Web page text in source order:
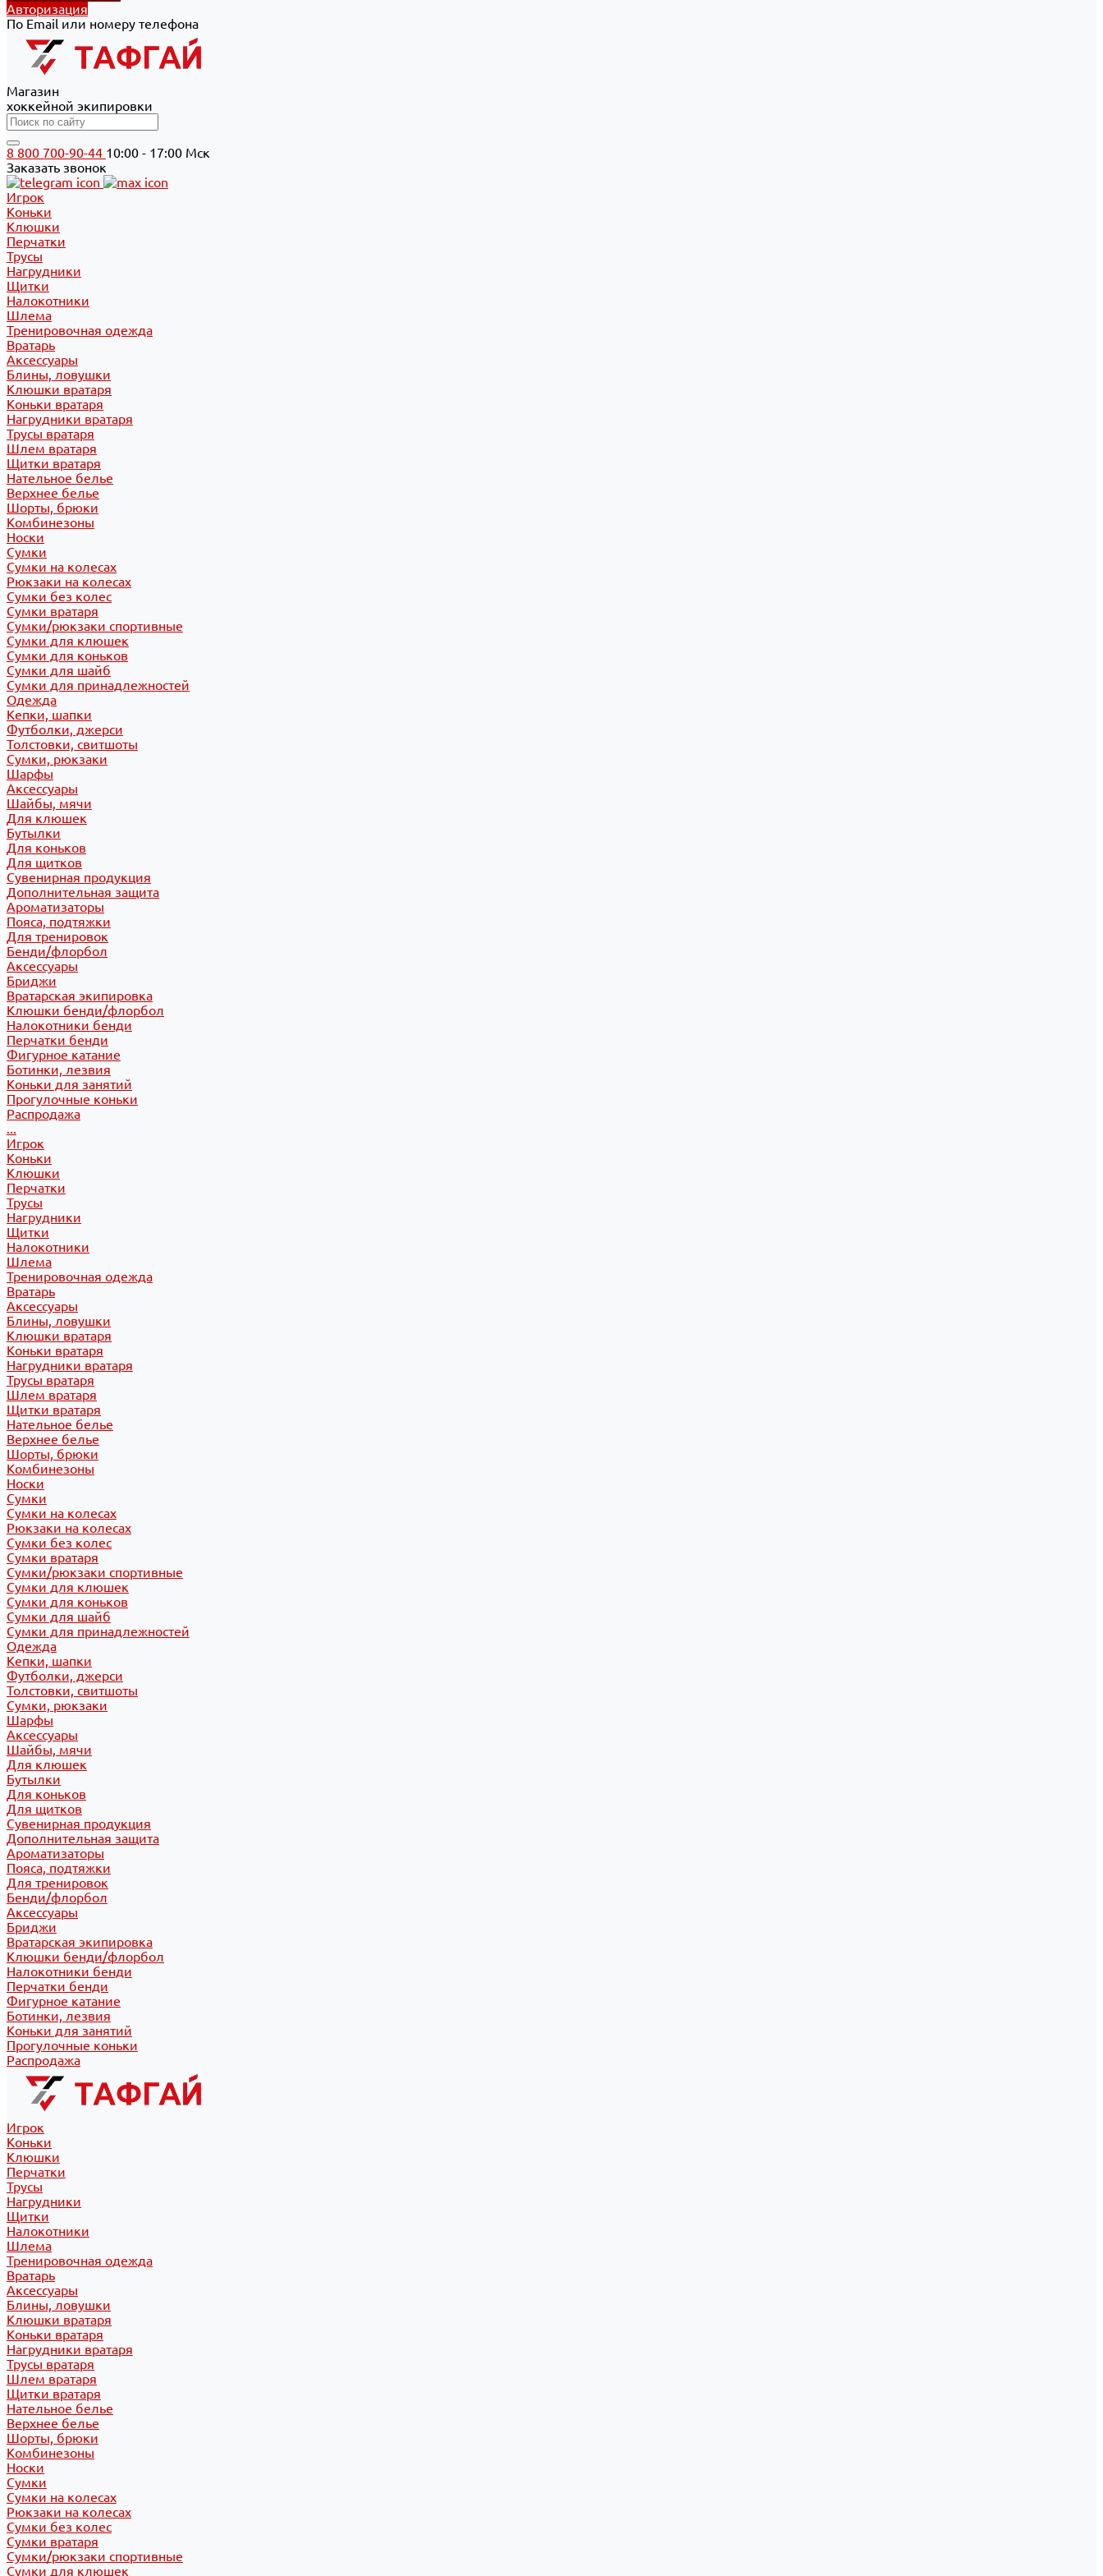
Авторизация
По Email или номеру телефона
Магазин
хоккейной экипировки
8 800 700-90-44 10:00 - 17:00 Мск
Заказать звонок
Игрок
Коньки
Клюшки
Перчатки
Трусы
Нагрудники
Щитки
Налокотники
Шлема
Тренировочная одежда
Вратарь
Аксессуары
Блины, ловушки
Клюшки вратаря
Коньки вратаря
Нагрудники вратаря
Трусы вратаря
Шлем вратаря
Щитки вратаря
Нательное белье
Верхнее белье
Шорты, брюки
Комбинезоны
Носки
Сумки
Сумки на колесах
Рюкзаки на колесах
Сумки без колес
Сумки вратаря
Сумки/рюкзаки спортивные
Сумки для клюшек
Сумки для коньков
Сумки для шайб
Сумки для принадлежностей
Одежда
Кепки, шапки
Футболки, джерси
Толстовки, свитшоты
Сумки, рюкзаки
Шарфы
Аксессуары
Шайбы, мячи
Для клюшек
Бутылки
Для коньков
Для щитков
Сувенирная продукция
Дополнительная защита
Ароматизаторы
Пояса, подтяжки
Для тренировок
Бенди/флорбол
Аксессуары
Бриджи
Вратарская экипировка
Клюшки бенди/флорбол
Налокотники бенди
Перчатки бенди
Фигурное катание
Ботинки, лезвия
Коньки для занятий
Прогулочные коньки
Распродажа
...
Игрок
Коньки
Клюшки
Перчатки
Трусы
Нагрудники
Щитки
Налокотники
Шлема
Тренировочная одежда
Вратарь
Аксессуары
Блины, ловушки
Клюшки вратаря
Коньки вратаря
Нагрудники вратаря
Трусы вратаря
Шлем вратаря
Щитки вратаря
Нательное белье
Верхнее белье
Шорты, брюки
Комбинезоны
Носки
Сумки
Сумки на колесах
Рюкзаки на колесах
Сумки без колес
Сумки вратаря
Сумки/рюкзаки спортивные
Сумки для клюшек
Сумки для коньков
Сумки для шайб
Сумки для принадлежностей
Одежда
Кепки, шапки
Футболки, джерси
Толстовки, свитшоты
Сумки, рюкзаки
Шарфы
Аксессуары
Шайбы, мячи
Для клюшек
Бутылки
Для коньков
Для щитков
Сувенирная продукция
Дополнительная защита
Ароматизаторы
Пояса, подтяжки
Для тренировок
Бенди/флорбол
Аксессуары
Бриджи
Вратарская экипировка
Клюшки бенди/флорбол
Налокотники бенди
Перчатки бенди
Фигурное катание
Ботинки, лезвия
Коньки для занятий
Прогулочные коньки
Распродажа
Игрок
Коньки
Клюшки
Перчатки
Трусы
Нагрудники
Щитки
Налокотники
Шлема
Тренировочная одежда
Вратарь
Аксессуары
Блины, ловушки
Клюшки вратаря
Коньки вратаря
Нагрудники вратаря
Трусы вратаря
Шлем вратаря
Щитки вратаря
Нательное белье
Верхнее белье
Шорты, брюки
Комбинезоны
Носки
Сумки
Сумки на колесах
Рюкзаки на колесах
Сумки без колес
Сумки вратаря
Сумки/рюкзаки спортивные
Сумки для клюшек